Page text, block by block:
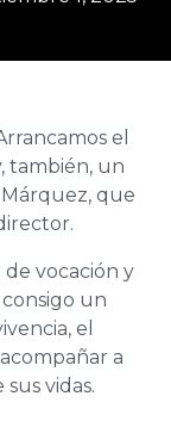
el
también, un
que
vocación y
un
el
a
vidas.